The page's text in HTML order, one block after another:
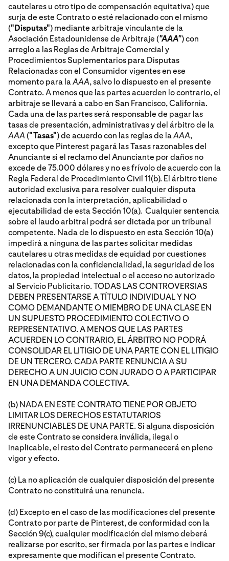
cautelares u otro tipo de compensación equitativa) que
surja de este Contrato o esté relacionado con el mismo
("Disputas") mediante arbitraje vinculante de la
Asociación Estadounidense de Arbitraje ("AAA") con
arreglo a las Reglas de Arbitraje Comercial y
Procedimientos Suplementarios para Disputas
Relacionadas con el Consumidor vigentes en ese
momento para laAAA, salvo lo dispuesto en el presente
Contrato. A menos que las partes acuerden lo contrario, el
arbitraje se llevará a cabo en San Francisco, California.
Cada una de las partes será responsable de pagar las
tasas de presentación, administrativas y del árbitro de la
AAA ("Tasas") de acuerdo con las reglas de laAAA,
excepto que Pinterest pagará las Tasas razonables del
Anunciante si el reclamo del Anunciante por daños no
excede de 75.000 dólares y no es frívolo de acuerdo con la
Regla Federal de Procedimiento Civil 11(b). El árbitro tiene
autoridad exclusiva para resolver cualquier disputa
relacionada con la interpretación, aplicabilidad o
ejecutabilidad de esta Sección 10(a). Cualquier sentencia
sobre el laudo arbitral podrá ser dictada por un tribunal
competente. Nada de lo dispuesto en esta Sección 10(a)
impedirá a ninguna de las partes solicitar medidas
cautelares u otras medidas de equidad por cuestiones
relacionadas con la confidencialidad, la seguridad de los
datos, la propiedad intelectual o el acceso no autorizado
al Servicio Publicitario. TODAS LAS CONTROVERSIAS
DEBEN PRESENTARSE A TÍTULO INDIVIDUAL Y NO
COMO DEMANDANTE O MIEMBRO DE UNA CLASE EN
UN SUPUESTO PROCEDIMIENTO COLECTIVO O
REPRESENTATIVO. A MENOS QUE LAS PARTES
ACUERDEN LO CONTRARIO, EL ÁRBITRO NO PODRÁ
CONSOLIDAR EL LITIGIO DE UNA PARTE CON EL LITIGIO
DE UN TERCERO. CADA PARTE RENUNCIA A SU
DERECHO A UN JUICIO CON JURADO O A PARTICIPAR
EN UNA DEMANDA COLECTIVA.
(b) NADA EN ESTE CONTRATO TIENE POR OBJETO
LIMITAR LOS DERECHOS ESTATUTARIOS
IRRENUNCIABLES DE UNA PARTE. Si alguna disposición
de este Contrato se considera inválida, ilegal o
inaplicable, el resto del Contrato permanecerá en pleno
vigor y efecto.
(c) La no aplicación de cualquier disposición del presente
Contrato no constituirá una renuncia.
(d) Excepto en el caso de las modificaciones del presente
Contrato por parte de Pinterest, de conformidad con la
Sección 9(c), cualquier modificación del mismo deberá
realizarse por escrito, ser firmada por las partes e indicar
expresamente que modifican el presente Contrato.